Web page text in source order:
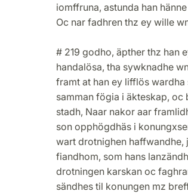
iomffruna, astunda han
Oc nar fadhren thz ey wille
# 219 godho, äpther thz han
handalösa, tha sywknadhe
framt at han ey lifflös
samman fögia i äkteskap,
stadh, Naar nakor aar
son opphögdhäs i
wart drotnighen haffwandhe,
fiandhom, som hans
drotningen karskan oc
sändhes til konungen mz